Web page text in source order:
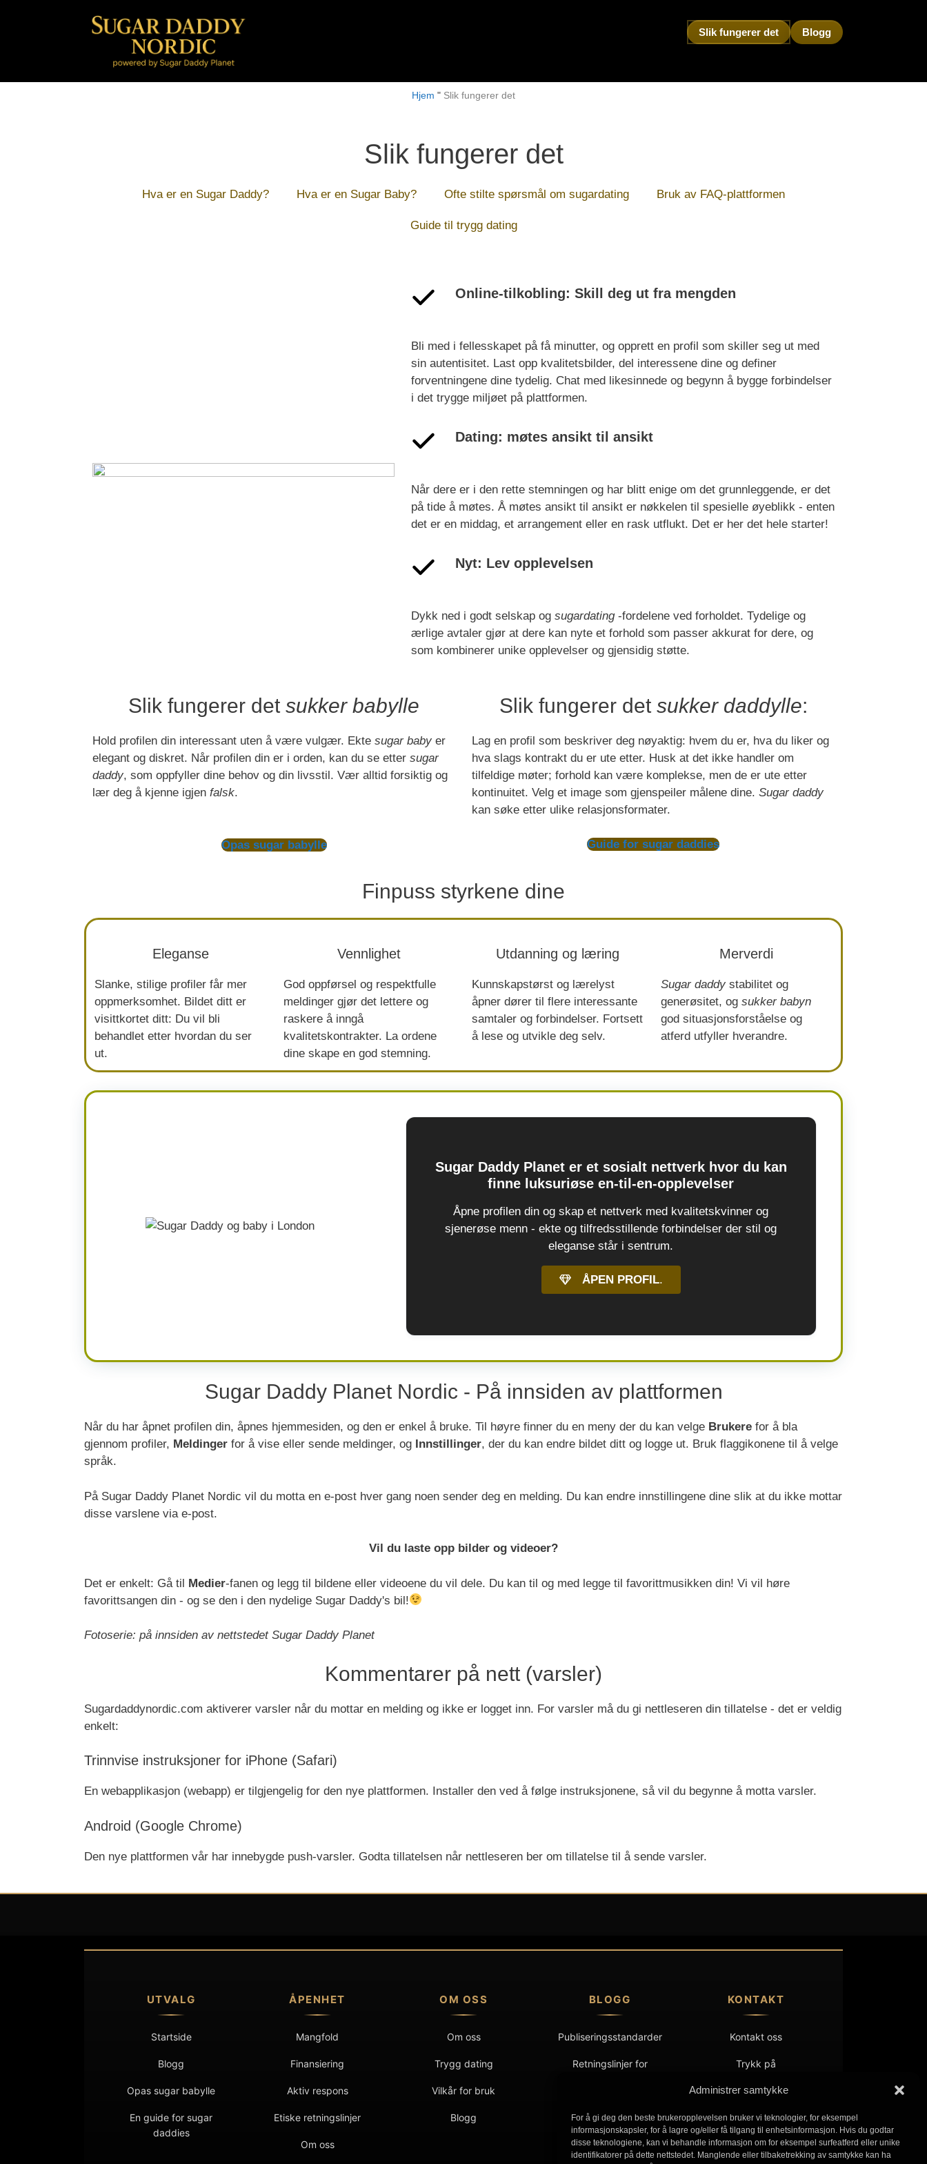
Administrer samtykke
For å gi deg den beste brukeropplevelsen bruker vi teknologier, for eksempel
informasjonskapsler, for å lagre og/eller få tilgang til enhetsinformasjon. Hvis du godtar
disse teknologiene, kan vi behandle informasjon om for eksempel surfeatferd eller unike
identifikatorer på dette nettstedet. Manglende eller tilbaketrekking av samtykke kan ha
Slik fungerer det Blogg
Hjem " Slik fungerer det
Slik fungerer det
Hva er en Sugar Daddy? Hva er en Sugar Baby? Ofte stilte spørsmål om sugardating Bruk av FAQ-plattformen
Guide til trygg dating
Online-tilkobling: Skill deg ut fra mengden
Bli med i fellesskapet på få minutter, og opprett en profil som skiller seg ut med
sin autentisitet. Last opp kvalitetsbilder, del interessene dine og definer
forventningene dine tydelig. Chat med likesinnede og begynn å bygge forbindelser
i det trygge miljøet på plattformen.
Dating: møtes ansikt til ansikt
Når dere er i den rette stemningen og har blitt enige om det grunnleggende, er det
på tide å møtes. Å møtes ansikt til ansikt er nøkkelen til spesielle øyeblikk - enten
det er en middag, et arrangement eller en rask utflukt. Det er her det hele starter!
Nyt: Lev opplevelsen
Dykk ned i godt selskap og sugardating-fordelene ved forholdet. Tydelige og
ærlige avtaler gjør at dere kan nyte et forhold som passer akkurat for dere, og
som kombinerer unike opplevelser og gjensidig støtte.
Slik fungerer det sukker babylle
Hold profilen din interessant uten å være vulgær. Ekte sugar baby er
elegant og diskret. Når profilen din er i orden, kan du se etter sugar
daddy, som oppfyller dine behov og din livsstil. Vær alltid forsiktig og
lær deg å kjenne igjen falsk.
Opas sugar babylle
Slik fungerer det sukker daddylle:
Lag en profil som beskriver deg nøyaktig: hvem du er, hva du liker og
hva slags kontrakt du er ute etter. Husk at det ikke handler om
tilfeldige møter; forhold kan være komplekse, men de er ute etter
kontinuitet. Velg et image som gjenspeiler målene dine. Sugar daddy
kan søke etter ulike relasjonsformater.
Guide for sugar daddies
Finpuss styrkene dine
Eleganse
Slanke, stilige profiler får mer
oppmerksomhet. Bildet ditt er
visittkortet ditt: Du vil bli
behandlet etter hvordan du ser
ut.
Vennlighet
God oppførsel og respektfulle
meldinger gjør det lettere og
raskere å inngå
kvalitetskontrakter. La ordene
dine skape en god stemning.
Utdanning og læring
Kunnskapstørst og lærelyst
åpner dører til flere interessante
samtaler og forbindelser. Fortsett
å lese og utvikle deg selv.
Merverdi
Sugar daddystabilitet og
generøsitet, og sukker babyn
god situasjonsforståelse og
atferd utfyller hverandre.
Sugar Daddy Planet er et sosialt nettverk hvor du kan
finne luksuriøse en-til-en-opplevelser
Åpne profilen din og skap et nettverk med kvalitetskvinner og
sjenerøse menn - ekte og tilfredsstillende forbindelser der stil og
eleganse står i sentrum.
ÅPEN PROFIL.
Sugar Daddy Planet Nordic - På innsiden av plattformen
Når du har åpnet profilen din, åpnes hjemmesiden, og den er enkel å bruke. Til høyre finner du en meny der du kan velge Brukere for å bla
gjennom profiler, Meldinger for å vise eller sende meldinger, og Innstillinger, der du kan endre bildet ditt og logge ut. Bruk flaggikonene til å velge
språk.
På Sugar Daddy Planet Nordic vil du motta en e-post hver gang noen sender deg en melding. Du kan endre innstillingene dine slik at du ikke mottar
disse varslene via e-post.
Vil du laste opp bilder og videoer?
Det er enkelt: Gå til Medier-fanen og legg til bildene eller videoene du vil dele. Du kan til og med legge til favorittmusikken din! Vi vil høre
favorittsangen din - og se den i den nydelige Sugar Daddy's bil!
Fotoserie: på innsiden av nettstedet Sugar Daddy Planet
Kommentarer på nett (varsler)
Sugardaddynordic.com aktiverer varsler når du mottar en melding og ikke er logget inn. For varsler må du gi nettleseren din tillatelse - det er veldig
enkelt:
Trinnvise instruksjoner for iPhone (Safari)
En webapplikasjon (webapp) er tilgjengelig for den nye plattformen. Installer den ved å følge instruksjonene, så vil du begynne å motta varsler.
Android (Google Chrome)
Den nye plattformen vår har innebygde push-varsler. Godta tillatelsen når nettleseren ber om tillatelse til å sende varsler.
UTVALG
Startside
Blogg
Opas sugar babylle
En guide for sugar
daddies
ÅPENHET
Mangfold
Finansiering
Aktiv respons
Etiske retningslinjer
Om oss
OM OSS
Om oss
Trygg dating
Vilkår for bruk
Blogg
BLOGG
Publiseringsstandarder
Retningslinjer for
Kontakt
KONTAKT
Kontakt oss
Trykk på
Latviešu valoda
Svenska